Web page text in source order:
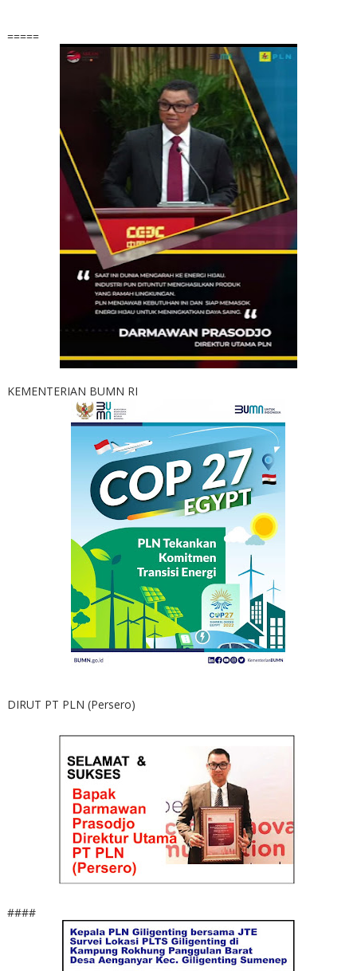
=====
KEMENTERIAN BUMN RI
DIRUT PT PLN (Persero)
####